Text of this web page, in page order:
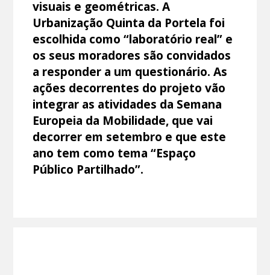
visuais e geométricas. A
Urbanização Quinta da Portela foi
escolhida como “laboratório real” e
os seus moradores são convidados
a responder a um questionário. As
ações decorrentes do projeto vão
integrar as atividades da Semana
Europeia da Mobilidade, que vai
decorrer em setembro e que este
ano tem como tema “Espaço
Público Partilhado”.